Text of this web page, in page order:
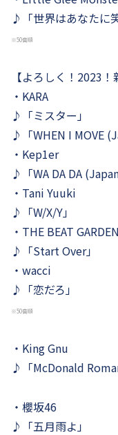
♪「世界はあなたに
※50音順
【よろしく！2023
・KARA
♪「ミスター」
♪「WHEN I MOVE
・Kep1er
♪「WA DA DA
・Tani Yuuki
♪「W/X/Y」
・THE BEAT GARDEN
♪「Start Over」
・wacci
♪「恋だろ」
※50音順
・King Gnu
♪「McDonald
・櫻坂46
♪「五月雨よ」